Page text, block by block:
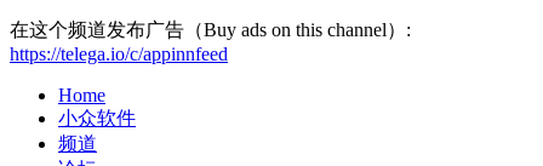
在这个频道发布广告（Buy ads on this channel）:
https://telega.io/c/appinnfeed
Home
小众软件
频道